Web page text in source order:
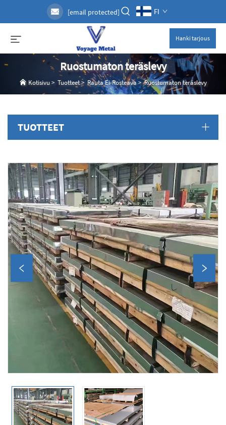
[email protected] FI
Hanki tarjous
Ruostumaton teräslevy
Kotisivu > Tuotteet>Rauta Ei-Rosteava>Ruostumaton teräslevy
TUOTTEET